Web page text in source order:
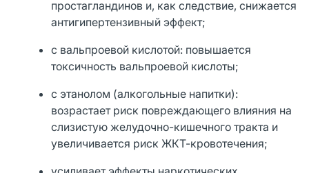
простагландинов и, как следствие, снижается
антигипертензивный эффект;
с вальпроевой кислотой: повышается
токсичность вальпроевой кислоты;
с этанолом (алкогольные напитки):
возрастает риск повреждающего влияния на
слизистую желудочно-кишечного тракта и
увеличивается риск ЖКТ-кровотечения;